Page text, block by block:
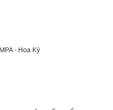
- Hoa Kỳ